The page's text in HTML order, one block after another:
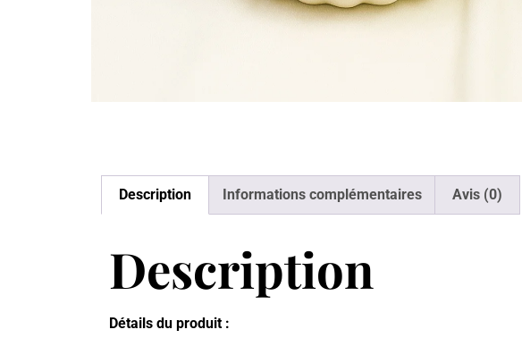
Description Informations complémentaires Avis (0)
Description
Détails du produit :